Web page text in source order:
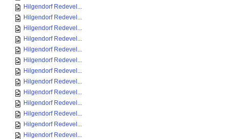
Hilgendorf Redevel...
Hilgendorf Redevel...
Hilgendorf Redevel...
Hilgendorf Redevel...
Hilgendorf Redevel...
Hilgendorf Redevel...
Hilgendorf Redevel...
Hilgendorf Redevel...
Hilgendorf Redevel...
Hilgendorf Redevel...
Hilgendorf Redevel...
Hilgendorf Redevel...
Hilgendorf Redevel...